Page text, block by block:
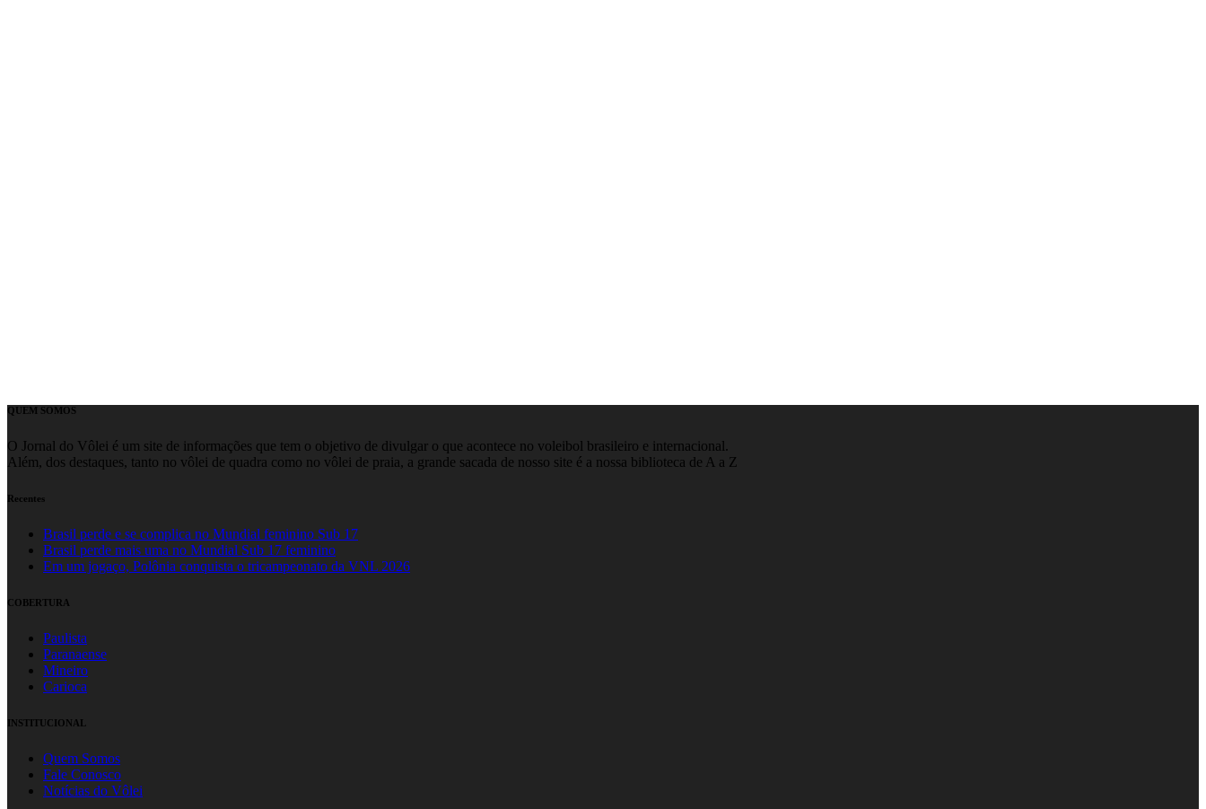
QUEM SOMOS
O Jornal do Vôlei é um site de informações que tem o objetivo de divulgar o que acontece no voleibol brasileiro e internacional.
Além, dos destaques, tanto no vôlei de quadra como no vôlei de praia, a grande sacada de nosso site é a nossa biblioteca de A a Z
Recentes
Brasil perde e se complica no Mundial feminino Sub 17
Brasil perde mais uma no Mundial Sub 17 feminino
Em um jogaço, Polônia conquista o tricampeonato da VNL 2026
COBERTURA
Paulista
Paranaense
Mineiro
Carioca
INSTITUCIONAL
Quem Somos
Fale Conosco
Notícias do Vôlei